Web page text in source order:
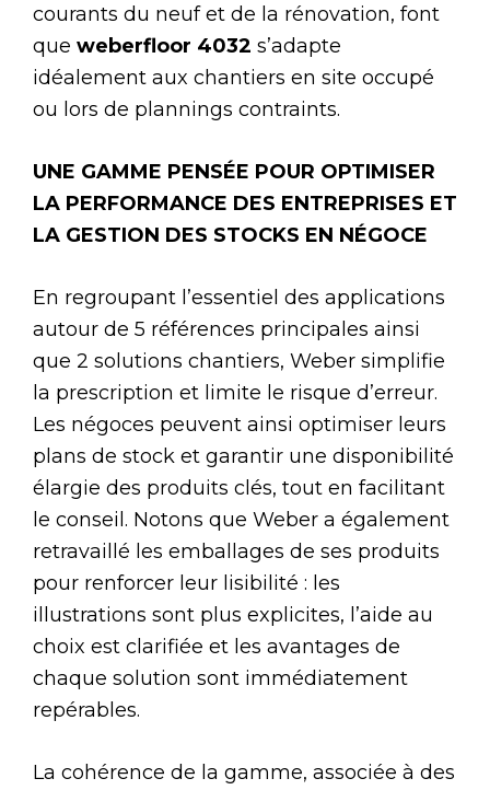
courants du neuf et de la rénovation, font
que weberfloor 4032 s’adapte
idéalement aux chantiers en site occupé
ou lors de plannings contraints.
UNE GAMME PENSÉE POUR OPTIMISER
LA PERFORMANCE DES ENTREPRISES ET
LA GESTION DES STOCKS EN NÉGOCE
En regroupant l’essentiel des applications
autour de 5 références principales ainsi
que 2 solutions chantiers, Weber simplifie
la prescription et limite le risque d’erreur.
Les négoces peuvent ainsi optimiser leurs
plans de stock et garantir une disponibilité
élargie des produits clés, tout en facilitant
le conseil. Notons que Weber a également
retravaillé les emballages de ses produits
pour renforcer leur lisibilité : les
illustrations sont plus explicites, l’aide au
choix est clarifiée et les avantages de
chaque solution sont immédiatement
repérables.
La cohérence de la gamme, associée à des